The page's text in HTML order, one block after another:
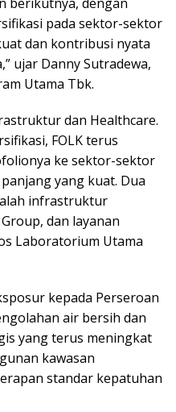
pada sektor-sektor
dan kontribusi nyata
ujar Danny Sutradewa,
Utama Tbk.
dan Healthcare.
FOLK terus
ke sektor-sektor
yang kuat. Dua
infrastruktur
dan layanan
Laboratorium Utama
kepada Perseroan
air bersih dan
yang terus meningkat
kawasan
standar kepatuhan